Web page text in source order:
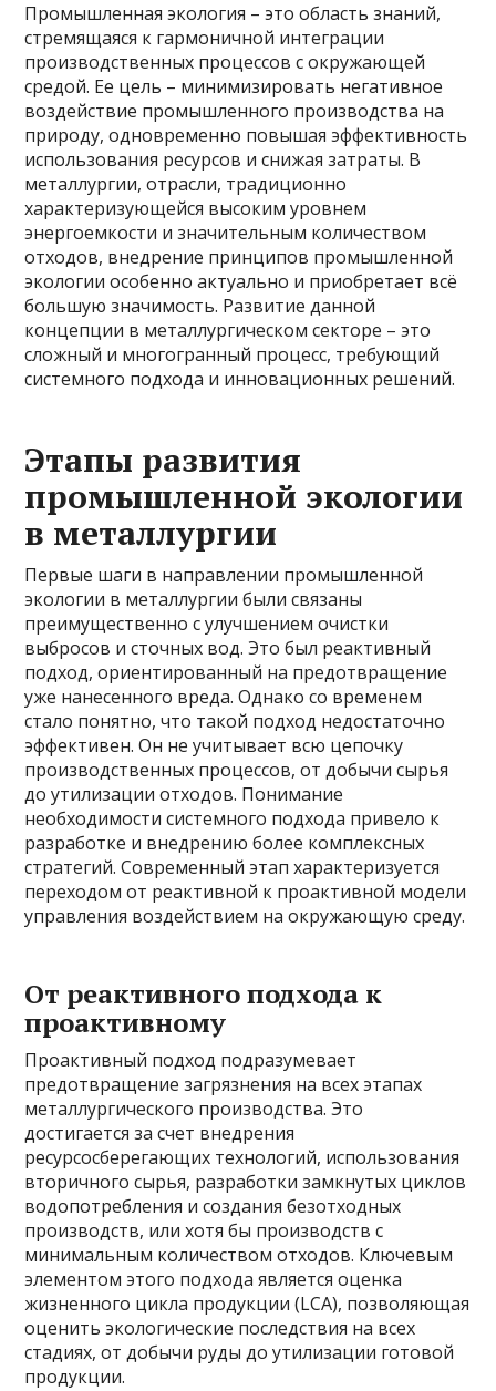
Промышленная экология – это область знаний,
стремящаяся к гармоничной интеграции
производственных процессов с окружающей
средой. Ее цель – минимизировать негативное
воздействие промышленного производства на
природу, одновременно повышая эффективность
использования ресурсов и снижая затраты. В
металлургии, отрасли, традиционно
характеризующейся высоким уровнем
энергоемкости и значительным количеством
отходов, внедрение принципов промышленной
экологии особенно актуально и приобретает всё
большую значимость. Развитие данной
концепции в металлургическом секторе – это
сложный и многогранный процесс, требующий
системного подхода и инновационных решений.
Этапы развития
промышленной экологии
в металлургии
Первые шаги в направлении промышленной
экологии в металлургии были связаны
преимущественно с улучшением очистки
выбросов и сточных вод. Это был реактивный
подход, ориентированный на предотвращение
уже нанесенного вреда. Однако со временем
стало понятно, что такой подход недостаточно
эффективен. Он не учитывает всю цепочку
производственных процессов, от добычи сырья
до утилизации отходов. Понимание
необходимости системного подхода привело к
разработке и внедрению более комплексных
стратегий. Современный этап характеризуется
переходом от реактивной к проактивной модели
управления воздействием на окружающую среду.
От реактивного подхода к
проактивному
Проактивный подход подразумевает
предотвращение загрязнения на всех этапах
металлургического производства. Это
достигается за счет внедрения
ресурсосберегающих технологий, использования
вторичного сырья, разработки замкнутых циклов
водопотребления и создания безотходных
производств, или хотя бы производств с
минимальным количеством отходов. Ключевым
элементом этого подхода является оценка
жизненного цикла продукции (LCA), позволяющая
оценить экологические последствия на всех
стадиях, от добычи руды до утилизации готовой
продукции.